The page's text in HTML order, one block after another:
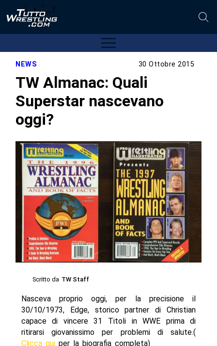
NEWS 30 Ottobre 2015
TW Almanac: Quali
Superstar nascevano
oggi?
Scritto da TW Staff
Nasceva proprio oggi, per la precisione il
30/10/1973, Edge, storico partner di Christian
capace di vincere 31 Titoli in WWE prima di
ritirarsi giovanissimo per problemi di salute.(
Clicca quiper la biografia completa)